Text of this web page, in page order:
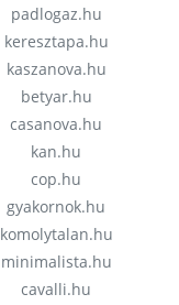
padlogaz.hu
keresztapa.hu
kaszanova.hu
betyar.hu
casanova.hu
kan.hu
cop.hu
gyakornok.hu
komolytalan.hu
minimalista.hu
cavalli.hu